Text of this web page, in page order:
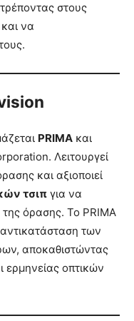
στους
να
PRIMA και
Λειτουργεί
και αξιοποιεί
τσιπ για να
όρασης. Το PRIMA
των
αποκαθιστώντας
ερμηνείας οπτικών